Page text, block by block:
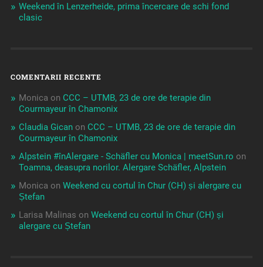
Weekend în Lenzerheide, prima încercare de schi fond
clasic
COMENTARII RECENTE
Monica on CCC – UTMB, 23 de ore de terapie din
Courmayeur în Chamonix
Claudia Gicanon CCC – UTMB, 23 de ore de terapie din
Courmayeur în Chamonix
Alpstein #înAlergare - Schäfler cu Monica | meetSun.ro on
Toamna, deasupra norilor. Alergare Schäfler, Alpstein
Monica on Weekend cu cortul în Chur (CH) și alergare cu
Ștefan
Larisa Malinas on Weekend cu cortul în Chur (CH) și
alergare cu Ștefan